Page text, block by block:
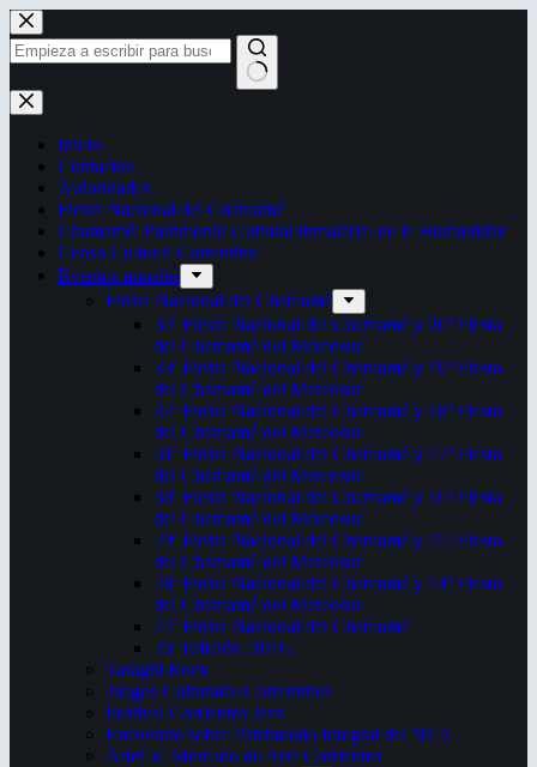
Saltar
al
contenido
Sin
resultados
Inicio
Contactos
Autoridades
Fiesta Nacional del Chamamé
Chamamé: Patrimonio Cultural Inmaterial de la Humanidad
Censo Cultural Correntino
Eventos anuales
Fiesta Nacional del Chamamé
34ª Fiesta Nacional del Chamamé y 20ª Fiesta
del Chamamé del Mercosur
33ª Fiesta Nacional del Chamamé y 19ª Fiesta
del Chamamé del Mercosur
32ª Fiesta Nacional del Chamamé y 18ª Fiesta
del Chamamé del Mercosur
31ª Fiesta Nacional del Chamamé y 17ª Fiesta
del Chamamé del Mercosur
30ª Fiesta Nacional del Chamamé y 16ª Fiesta
del Chamamé del Mercosur
29ª Fiesta Nacional del Chamamé y 15ª Fiesta
del Chamamé del Mercosur
28ª Fiesta Nacional del Chamamé y 14ª Fiesta
del Chamamé del Mercosur
27ª Fiesta Nacional del Chamamé
26ª Edición. 2016.
Taragüi Rock
Juegos Culturales Correntinos
Festival Corrientes Jazz
Encuentro sobre Patrimonio Integral del NEA
ArteCo. Mercado de Arte Corrientes